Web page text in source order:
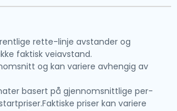
rette-linje avstander og
faktisk veiavstand.
og kan variere avhengig av
basert på gjennomsnittlige per-
priser kan variere